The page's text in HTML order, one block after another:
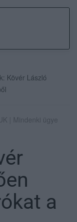
Kövér László
| Mindenki ügye
a